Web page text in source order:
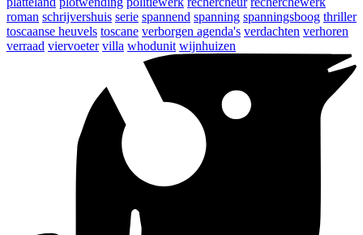
roman schrijvershuis serie spannend spanning spanningsboog thriller
toscaanse heuvels toscane verborgen agenda's verdachten verhoren
verraad viervoeter villa whodunit wijnhuizen